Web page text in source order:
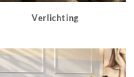
Verlichting